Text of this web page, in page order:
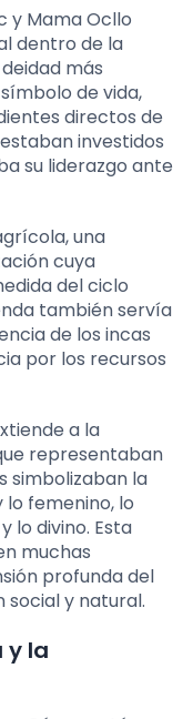
y Mama Ocllo
dentro de la
más
de vida,
directos de
investidos
su liderazgo ante
una
cuya
del ciclo
también servía
de los incas
por los recursos
a la
representaban
simbolizaban la
lo femenino, lo
lo divino. Esta
muchas
profunda del
social y natural.
y la